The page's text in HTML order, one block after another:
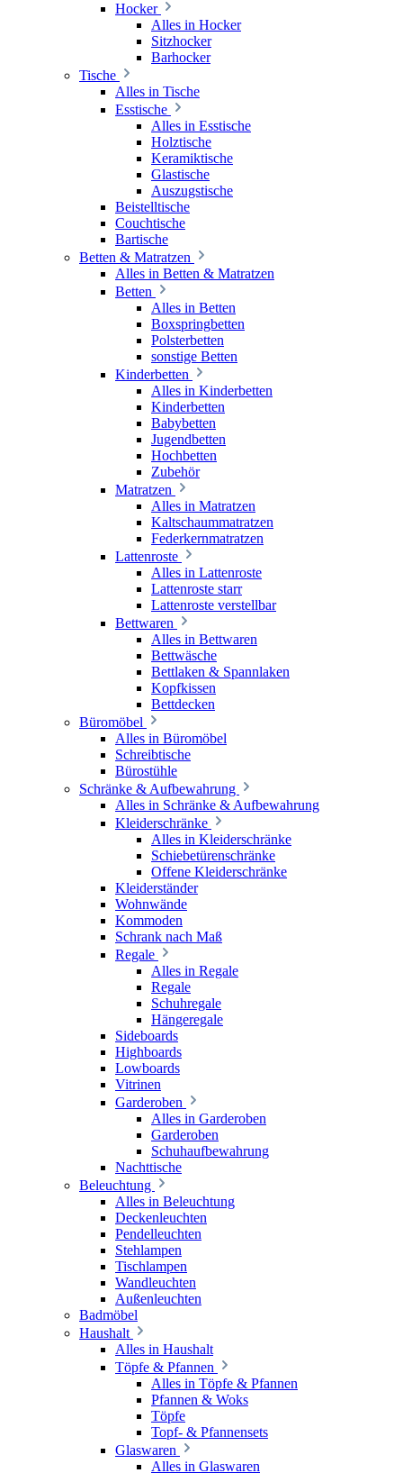
Hocker
Alles in Hocker
Sitzhocker
Barhocker
Tische
Alles in Tische
Esstische
Alles in Esstische
Holztische
Keramiktische
Glastische
Auszugstische
Beistelltische
Couchtische
Bartische
Betten & Matratzen
Alles in Betten & Matratzen
Betten
Alles in Betten
Boxspringbetten
Polsterbetten
sonstige Betten
Kinderbetten
Alles in Kinderbetten
Kinderbetten
Babybetten
Jugendbetten
Hochbetten
Zubehör
Matratzen
Alles in Matratzen
Kaltschaummatratzen
Federkernmatratzen
Lattenroste
Alles in Lattenroste
Lattenroste starr
Lattenroste verstellbar
Bettwaren
Alles in Bettwaren
Bettwäsche
Bettlaken & Spannlaken
Kopfkissen
Bettdecken
Büromöbel
Alles in Büromöbel
Schreibtische
Bürostühle
Schränke & Aufbewahrung
Alles in Schränke & Aufbewahrung
Kleiderschränke
Alles in Kleiderschränke
Schiebetürenschränke
Offene Kleiderschränke
Kleiderständer
Wohnwände
Kommoden
Schrank nach Maß
Regale
Alles in Regale
Regale
Schuhregale
Hängeregale
Sideboards
Highboards
Lowboards
Vitrinen
Garderoben
Alles in Garderoben
Garderoben
Schuhaufbewahrung
Nachttische
Beleuchtung
Alles in Beleuchtung
Deckenleuchten
Pendelleuchten
Stehlampen
Tischlampen
Wandleuchten
Außenleuchten
Badmöbel
Haushalt
Alles in Haushalt
Töpfe & Pfannen
Alles in Töpfe & Pfannen
Pfannen & Woks
Töpfe
Topf- & Pfannensets
Glaswaren
Alles in Glaswaren